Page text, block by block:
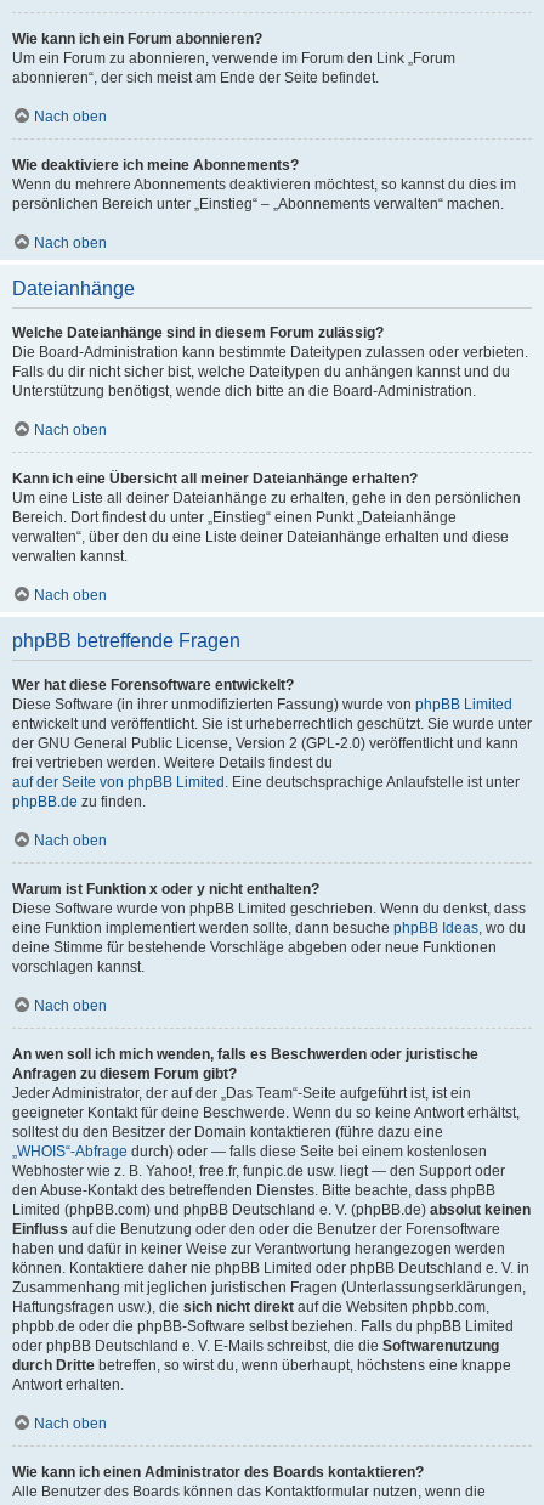
Wie kann ich ein Forum abonnieren?
Um ein Forum zu abonnieren, verwende im Forum den Link „Forum
abonnieren“, der sich meist am Ende der Seite befindet.
Nach oben
Wie deaktiviere ich meine Abonnements?
Wenn du mehrere Abonnements deaktivieren möchtest, so kannst du dies im
persönlichen Bereich unter „Einstieg“ – „Abonnements verwalten“ machen.
Nach oben
Dateianhänge
Welche Dateianhänge sind in diesem Forum zulässig?
Die Board-Administration kann bestimmte Dateitypen zulassen oder verbieten.
Falls du dir nicht sicher bist, welche Dateitypen du anhängen kannst und du
Unterstützung benötigst, wende dich bitte an die Board-Administration.
Nach oben
Kann ich eine Übersicht all meiner Dateianhänge erhalten?
Um eine Liste all deiner Dateianhänge zu erhalten, gehe in den persönlichen
Bereich. Dort findest du unter „Einstieg“ einen Punkt „Dateianhänge
verwalten“, über den du eine Liste deiner Dateianhänge erhalten und diese
verwalten kannst.
Nach oben
phpBB betreffende Fragen
Wer hat diese Forensoftware entwickelt?
Diese Software (in ihrer unmodifizierten Fassung) wurde von phpBB Limited
entwickelt und veröffentlicht. Sie ist urheberrechtlich geschützt. Sie wurde unter
der GNU General Public License, Version 2 (GPL-2.0) veröffentlicht und kann
frei vertrieben werden. Weitere Details findest du
auf der Seite von phpBB Limited . Eine deutschsprachige Anlaufstelle ist unter
phpBB.de zu finden.
Nach oben
Warum ist Funktion x oder y nicht enthalten?
Diese Software wurde von phpBB Limited geschrieben. Wenn du denkst, dass
eine Funktion implementiert werden sollte, dann besuche phpBB Ideas, wo du
deine Stimme für bestehende Vorschläge abgeben oder neue Funktionen
vorschlagen kannst.
Nach oben
An wen soll ich mich wenden, falls es Beschwerden oder juristische
Anfragen zu diesem Forum gibt?
Jeder Administrator, der auf der „Das Team“-Seite aufgeführt ist, ist ein
geeigneter Kontakt für deine Beschwerde. Wenn du so keine Antwort erhältst,
solltest du den Besitzer der Domain kontaktieren (führe dazu eine
„WHOIS“-Abfrage durch) oder — falls diese Seite bei einem kostenlosen
Webhoster wie z. B. Yahoo!, free.fr, funpic.de usw. liegt — den Support oder
den Abuse-Kontakt des betreffenden Dienstes. Bitte beachte, dass phpBB
Limited (phpBB.com) und phpBB Deutschland e. V. (phpBB.de) absolut keinen
Einfluss auf die Benutzung oder den oder die Benutzer der Forensoftware
haben und dafür in keiner Weise zur Verantwortung herangezogen werden
können. Kontaktiere daher nie phpBB Limited oder phpBB Deutschland e. V. in
Zusammenhang mit jeglichen juristischen Fragen (Unterlassungserklärungen,
Haftungsfragen usw.), die sich nicht direkt auf die Websiten phpbb.com,
phpbb.de oder die phpBB-Software selbst beziehen. Falls du phpBB Limited
oder phpBB Deutschland e. V. E-Mails schreibst, die die Softwarenutzung
durch Dritte betreffen, so wirst du, wenn überhaupt, höchstens eine knappe
Antwort erhalten.
Nach oben
Wie kann ich einen Administrator des Boards kontaktieren?
Alle Benutzer des Boards können das Kontaktformular nutzen, wenn die